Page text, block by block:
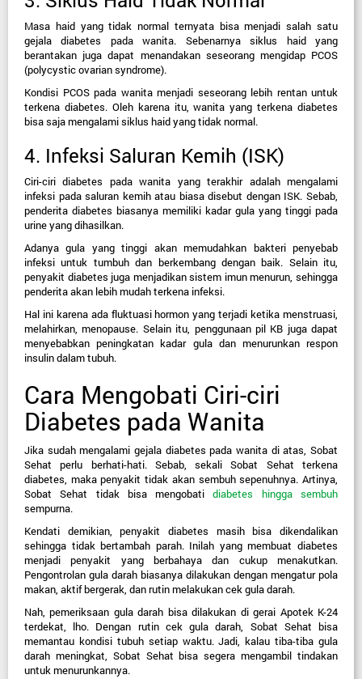
Masa haid yang tidak normal ternyata bisa menjadi salah satu
gejala diabetes pada wanita. Sebenarnya siklus haid yang
berantakan juga dapat menandakan seseorang mengidap PCOS
(polycystic ovarian syndrome).
Kondisi PCOS pada wanita menjadi seseorang lebih rentan untuk
terkena diabetes. Oleh karena itu, wanita yang terkena diabetes
bisa saja mengalami siklus haid yang tidak normal.
4. Infeksi Saluran Kemih (ISK)
Ciri-ciri diabetes pada wanita yang terakhir adalah mengalami
infeksi pada saluran kemih atau biasa disebut dengan ISK. Sebab,
penderita diabetes biasanya memiliki kadar gula yang tinggi pada
urine yang dihasilkan.
Adanya gula yang tinggi akan memudahkan bakteri penyebab
infeksi untuk tumbuh dan berkembang dengan baik. Selain itu,
penyakit diabetes juga menjadikan sistem imun menurun, sehingga
penderita akan lebih mudah terkena infeksi.
Hal ini karena ada fluktuasi hormon yang terjadi ketika menstruasi,
melahirkan, menopause. Selain itu, penggunaan pil KB juga dapat
menyebabkan peningkatan kadar gula dan menurunkan respon
insulin dalam tubuh.
Cara Mengobati Ciri-ciri
Diabetes pada Wanita
Jika sudah mengalami gejala diabetes pada wanita di atas, Sobat
Sehat perlu berhati-hati. Sebab, sekali Sobat Sehat terkena
diabetes, maka penyakit tidak akan sembuh sepenuhnya. Artinya,
Sobat Sehat tidak bisa mengobati diabetes hingga sembuh
sempurna.
Kendati demikian, penyakit diabetes masih bisa dikendalikan
sehingga tidak bertambah parah. Inilah yang membuat diabetes
menjadi penyakit yang berbahaya dan cukup menakutkan.
Pengontrolan gula darah biasanya dilakukan dengan mengatur pola
makan, aktif bergerak, dan rutin melakukan cek gula darah.
Nah, pemeriksaan gula darah bisa dilakukan di gerai Apotek K-24
terdekat, lho. Dengan rutin cek gula darah, Sobat Sehat bisa
memantau kondisi tubuh setiap waktu. Jadi, kalau tiba-tiba gula
darah meningkat, Sobat Sehat bisa segera mengambil tindakan
untuk menurunkannya.